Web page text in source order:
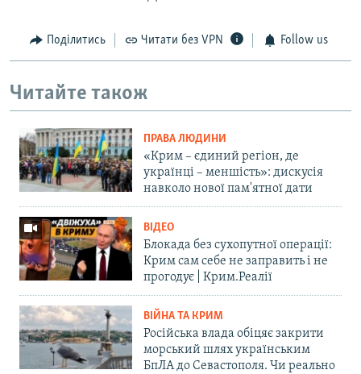
Поділитись Читати без VPN Follow us
Читайте також
ПРАВА ЛЮДИНИ
«Крим – єдиний регіон, де
українці – меншість»: дискусія
навколо нової пам'ятної дати
ВІДЕО
Блокада без сухопутної операції:
Крим сам себе не заправить і не
прогодує | Крим.Реалії
ВІЙНА ТА КРИМ
Російська влада обіцяє закрити
морський шлях українським
БпЛА до Севастополя. Чи реально